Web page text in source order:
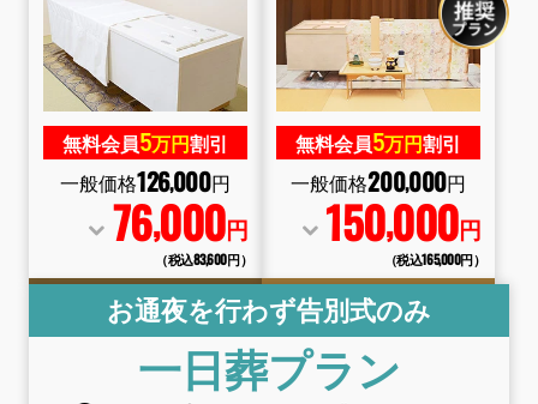
無料会員5万円割引
一般価格126,000円
76,000円
（税込83,600円）
無料会員5万円割引
一般価格200,000円
150,000円
（税込165,000円）
お通夜を行わず告別式のみ
一日葬プラン